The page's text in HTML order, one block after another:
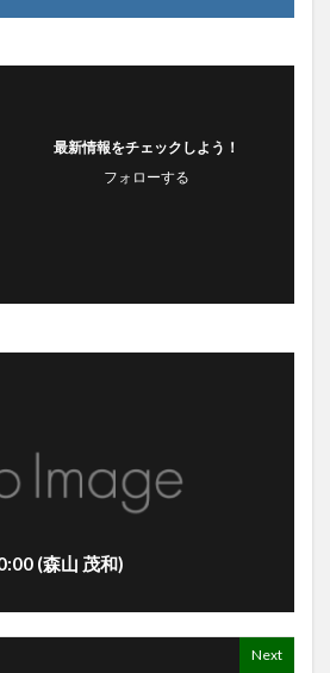
最新情報をチェックしよう！
フォローする
(森山 茂和)
Next